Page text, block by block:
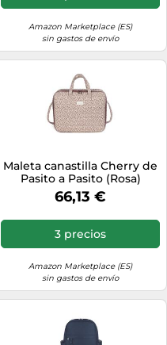
Amazon Marketplace (ES)
sin gastos de envío
Maleta canastilla Cherry de
Pasito a Pasito (Rosa)
66,13 €
3 precios
Amazon Marketplace (ES)
sin gastos de envío